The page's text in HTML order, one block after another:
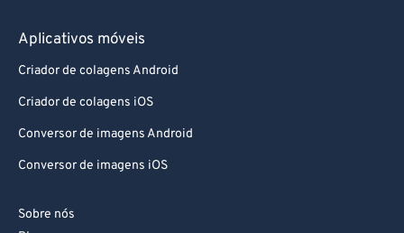
Aplicativos móveis
Criador de colagens Android
Criador de colagens iOS
Conversor de imagens Android
Conversor de imagens iOS
Sobre nós